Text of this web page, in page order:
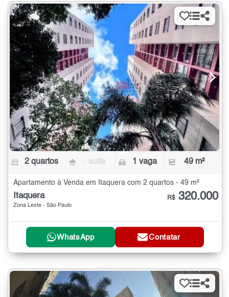
2 quartos - suíte 1 vaga 49 m²
Apartamento à Venda em Itaquera com 2 quartos - 49 m²
Itaquera
Zona Leste - São Paulo
R$ 320.000
WhatsApp Contatar